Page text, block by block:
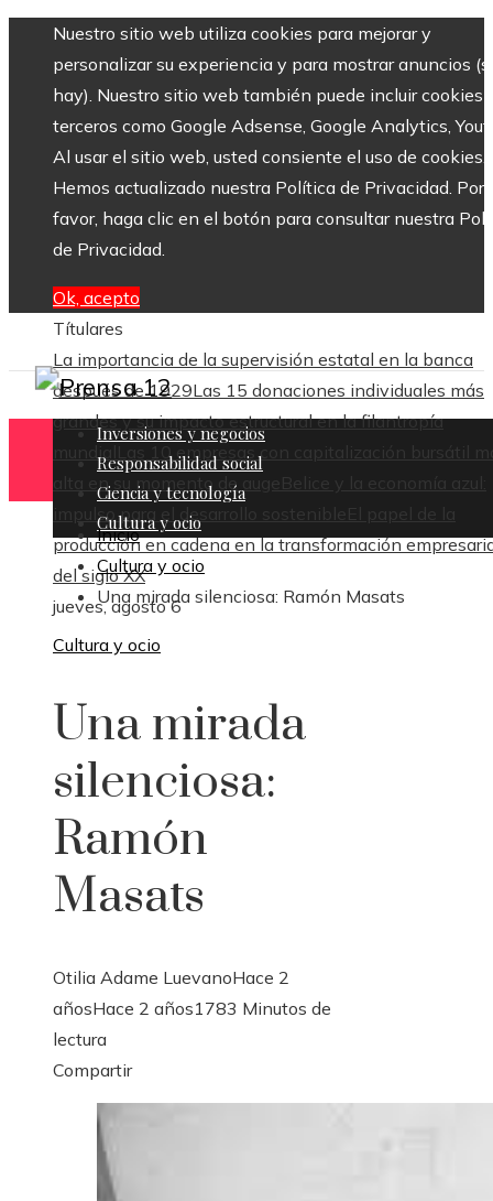
Nuestro sitio web utiliza cookies para mejorar y
personalizar su experiencia y para mostrar anuncios
hay). Nuestro sitio web también puede incluir cookies
terceros como Google Adsense, Google Analytics,
Al usar el sitio web, usted consiente el uso de cookies.
Hemos actualizado nuestra Política de Privacidad. Por
favor, haga clic en el botón para consultar nuestra
de Privacidad.
Ok, acepto
Títulares
La importancia de la supervisión estatal en la banca
después de 1929Las 15 donaciones individuales más
grandes y su impacto estructural en la filantropía
mundial
Las 10 empresas con capitalización bursátil
alta en su momento de auge Belice y la economía azul:
impulso para el desarrollo sostenible El papel de la
producción en cadena en la transformación
del siglo XX
jueves, agosto 6
Inversiones y negocios
Responsabilidad social
Ciencia y tecnología
Cultura y ocio
Inicio
Cultura y ocio
Una mirada silenciosa: Ramón Masats
Cultura y ocio
Una mirada
silenciosa:
Ramón
Masats
Otilia Adame LuevanoHace 2
añosHace 2 años1783 Minutos de
lectura
Facebook
Twitter
LinkedIn
Pinterest
Stumbleupon
Email
Compartir